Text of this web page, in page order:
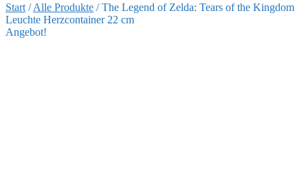
Start /Alle Produkte /The Legend of Zelda: Tears of the Kingdom
Leuchte Herzcontainer 22 cm
Angebot!